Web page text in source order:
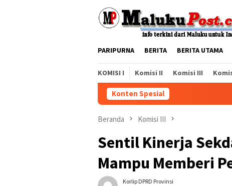
PARIPURNA BERITA BERITA UTAMA
KOMISI I Komisi II Komisi III
Konten Spesial
Beranda Komisi III
Sentil Kinerja
Mampu Memberi
Korlip DPRD Provinsi